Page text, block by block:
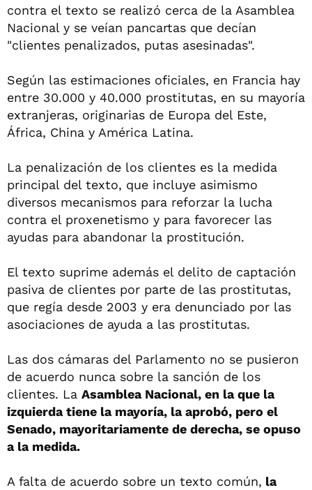
contra el texto se realizó cerca de la Asamblea
Nacional y se veían pancartas que decían
"clientes penalizados, putas asesinadas".
Según las estimaciones oficiales, en Francia hay
entre 30.000 y 40.000 prostitutas, en su mayoría
extranjeras, originarias de Europa del Este,
África, China y América Latina.
La penalización de los clientes es la medida
principal del texto, que incluye asimismo
diversos mecanismos para reforzar la lucha
contra el proxenetismo y para favorecer las
ayudas para abandonar la prostitución.
El texto suprime además el delito de captación
pasiva de clientes por parte de las prostitutas,
que regía desde 2003 y era denunciado por las
asociaciones de ayuda a las prostitutas.
Las dos cámaras del Parlamento no se pusieron
de acuerdo nunca sobre la sanción de los
clientes. La Asamblea Nacional, en la que la
izquierda tiene la mayoría, la aprobó, pero el
Senado, mayoritariamente de derecha, se opuso
a la medida.
A falta de acuerdo sobre un texto común, la